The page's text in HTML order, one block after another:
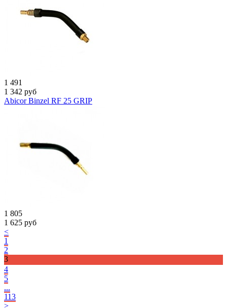
1 491
1 342 руб
Abicor Binzel RF 25 GRIP
1 805
1 625 руб
<
1
2
3
4
5
...
113
>